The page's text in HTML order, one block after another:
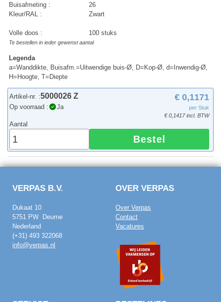
Buisafmeting :
26
Kleur/RAL :
Zwart
Volle doos : 100 stuks
Te bestellen in ieder gewenst aantal
Legenda
a=Wanddikte, Buisafm.=Uitwendige buis-Ø, D=Kop-Ø, d=Inwendig-Ø,
H=Hoogte, T=Diepte
Artikel-nr. :5000026 Z
Op voorraad : Ja
€ 0,1171
per Stuk
€ 0,1417 incl. BTW
Aantal
Bestel
VERPAS B.V.
Dukaat 10
5751 PW Deurne
Nederland
(+31) 493 322068
info@verpas.nl
OVER VERPAS
Over Verpas
Contact
Vacatures